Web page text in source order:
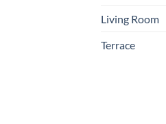
Living Room
Terrace